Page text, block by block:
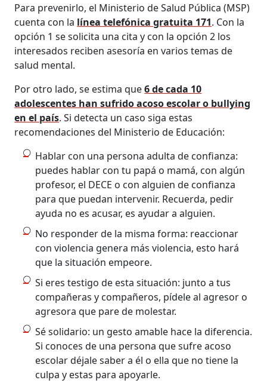
Para prevenirlo, el Ministerio de Salud Pública (MSP)
cuenta con la línea telefónica gratuita 171. Con la
opción 1 se solicita una cita y con la opción 2 los
interesados reciben asesoría en varios temas de
salud mental.
Por otro lado, se estima que6 de cada 10
adolescentes han sufrido acoso escolar o bullying
en el país. Si detecta un caso siga estas
recomendaciones del Ministerio de Educación:
Hablar con una persona adulta de confianza:
puedes hablar con tu papá o mamá, con algún
profesor, el DECE o con alguien de confianza
para que puedan intervenir. Recuerda, pedir
ayuda no es acusar, es ayudar a alguien.
No responder de la misma forma: reaccionar
con violencia genera más violencia, esto hará
que la situación empeore.
Si eres testigo de esta situación: junto a tus
compañeras y compañeros, pídele al agresor o
agresora que pare de molestar.
Sé solidario: un gesto amable hace la diferencia.
Si conoces de una persona que sufre acoso
escolar déjale saber a él o ella que no tiene la
culpa y estas para apoyarle.